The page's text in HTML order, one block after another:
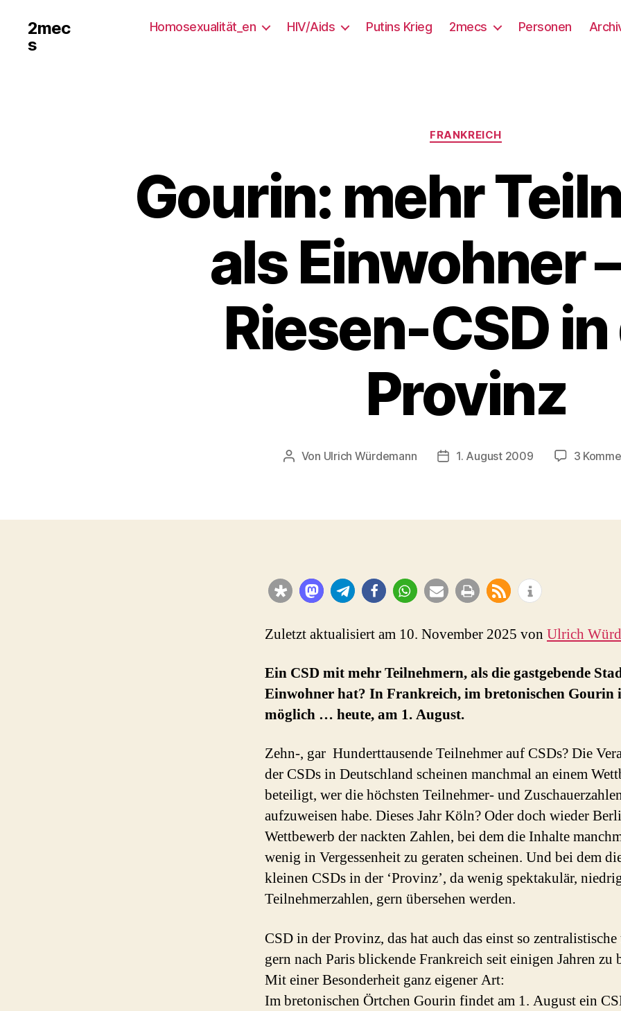
2mec
s
Homosexualität_en HIV/Aids Putins Krieg 2mecs Personen
Kategorien
FRANKREICH
Gourin: mehr
als Einwohner
Riesen-CSD
Provinz
Beitragsautor
Von Ulrich Würdemann Beitragsdatum
1. August 2009 3
Zuletzt aktualisiert am 10. November 2025 von Ulrich
Ein CSD mit mehr Teilnehmern, als die gastgebende
Einwohner hat? In Frankreich, im bretonischen Gourin
möglich … heute, am 1. August.
Zehn-, gar Hunderttausende Teilnehmer auf CSDs? Die
der CSDs in Deutschland scheinen manchmal an einem
beteiligt, wer die höchsten Teilnehmer- und
aufzuweisen habe. Dieses Jahr Köln? Oder doch wieder
Wettbewerb der nackten Zahlen, bei dem die Inhalte
wenig in Vergessenheit zu geraten scheinen. Und bei dem
kleinen CSDs in der ‘Provinz’, da wenig spektakulär,
Teilnehmerzahlen, gern übersehen werden.
CSD in der Provinz, das hat auch das einst so
gern nach Paris blickende Frankreich seit einigen Jahren zu
Mit einer Besonderheit ganz eigener Art:
Im bretonischen Örtchen Gourin findet am 1. August ein